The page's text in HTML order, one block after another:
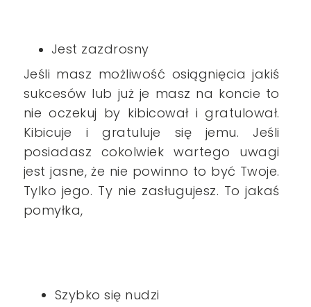
Jest zazdrosny
Jeśli masz możliwość osiągnięcia jakiś
sukcesów lub już je masz na koncie to
nie oczekuj by kibicował i gratulował.
Kibicuje i gratuluje się jemu. Jeśli
posiadasz cokolwiek wartego uwagi
jest jasne, że nie powinno to być Twoje.
Tylko jego. Ty nie zasługujesz. To jakaś
pomyłka,
Szybko się nudzi